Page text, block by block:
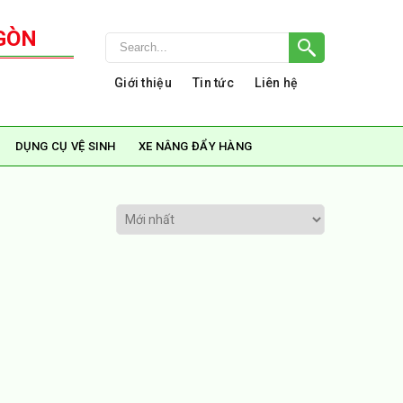
Giới thiệu Tin tức Liên hệ
DỤNG CỤ VỆ SINH XE NÂNG ĐẨY HÀNG